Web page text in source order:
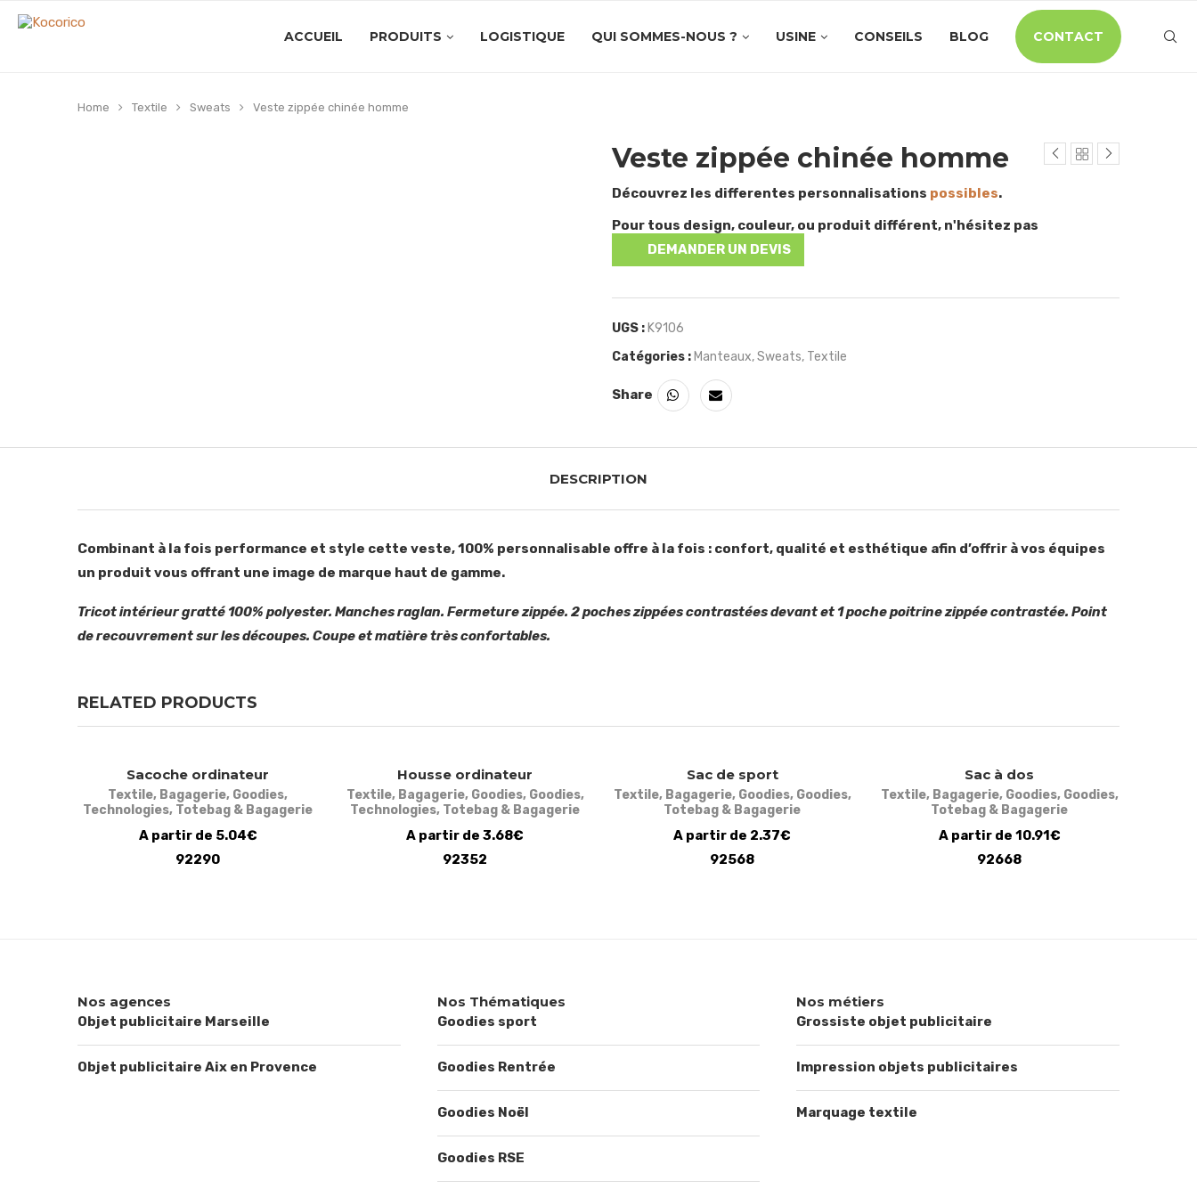
ACCUEIL PRODUITS LOGISTIQUE QUI SOMMES-NOUS ? USINE CONSEILS BLOG CONTACT
Home Textile Sweats Veste zippée chinée homme
Veste zippée chinée homme
Découvrez les differentes personnalisations possibles.
Pour tous design, couleur, ou produit différent, n'hésitez pas
DEMANDER UN DEVIS
UGS : K9106
Catégories : Manteaux,Sweats, Textile
Share
DESCRIPTION
Combinant à la fois performance et style cette veste, 100% personnalisable offre à la fois : confort, qualité et esthétique afin d’offrir à vos équipes
un produit vous offrant une image de marque haut de gamme.
Tricot intérieur gratté 100% polyester. Manches raglan. Fermeture zippée. 2 poches zippées contrastées devant et 1 poche poitrine zippée contrastée. Point
de recouvrement sur les découpes. Coupe et matière très confortables.
RELATED PRODUCTS
Sacoche ordinateur
Textile, Bagagerie, Goodies,
Technologies, Totebag & Bagagerie
A partir de 5.04€
92290
Housse ordinateur
Textile, Bagagerie, Goodies, Goodies,
Technologies, Totebag & Bagagerie
A partir de 3.68€
92352
Sac de sport
Textile, Bagagerie, Goodies, Goodies,
Totebag & Bagagerie
A partir de 2.37€
92568
Sac à dos
Textile, Bagagerie, Goodies, Goodies,
Totebag & Bagagerie
A partir de 10.91€
92668
Nos agences
Objet publicitaire Marseille
Objet publicitaire Aix en Provence
Nos Thématiques
Goodies sport
Goodies Rentrée
Goodies Noël
Goodies RSE
Nos métiers
Grossiste objet publicitaire
Impression objets publicitaires
Marquage textile